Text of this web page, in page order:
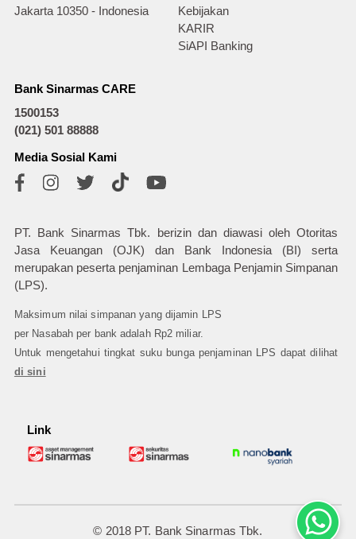
Jakarta 10350 - Indonesia
Kebijakan
KARIR
SiAPI Banking
Bank Sinarmas CARE
1500153
(021) 501 88888
Media Sosial Kami
PT. Bank Sinarmas Tbk. berizin dan diawasi oleh Otoritas
Jasa Keuangan (OJK) dan Bank Indonesia (BI) serta
merupakan peserta penjaminan Lembaga Penjamin Simpanan
(LPS).
Maksimum nilai simpanan yang dijamin LPS
per Nasabah per bank adalah Rp2 miliar.
Untuk mengetahui tingkat suku bunga penjaminan LPS dapat dilihat
di sini
Link
© 2018 PT. Bank Sinarmas Tbk.